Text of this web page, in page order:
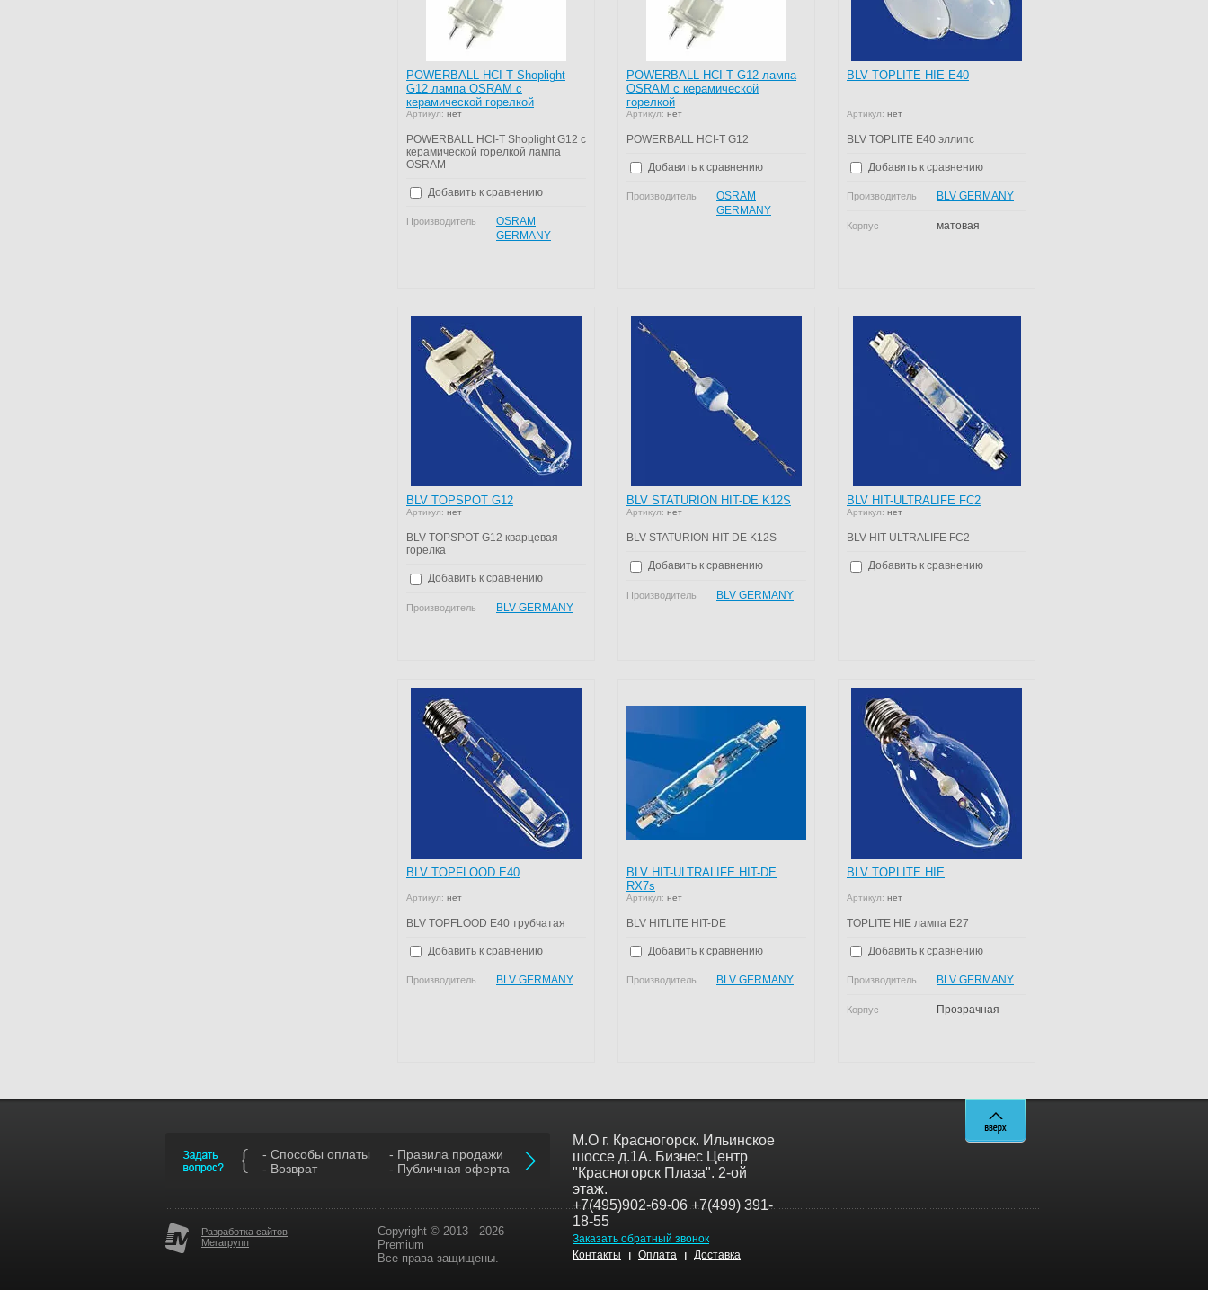
POWERBALL HCI-T Shoplight
G12 лампа OSRAM с
керамической горелкой
Артикул: нет
POWERBALL HCI-T Shoplight G12 с
керамической горелкой лампа
OSRAM
Добавить к сравнению
Производитель
OSRAM
GERMANY
POWERBALL HCI-T G12 лампа
OSRAM с керамической
горелкой
Артикул: нет
POWERBALL HCI-T G12
Добавить к сравнению
Производитель
OSRAM
GERMANY
BLV TOPLITE HIE E40
Артикул: нет
BLV TOPLITE E40 эллипс
Добавить к сравнению
Производитель BLV GERMANY
Корпус матовая
BLV TOPSPOT G12
Артикул: нет
BLV TOPSPOT G12 кварцевая
горелка
Добавить к сравнению
Производитель BLV GERMANY
BLV STATURION HIT-DE K12S
Артикул: нет
BLV STATURION HIT-DE K12S
Добавить к сравнению
Производитель BLV GERMANY
BLV HIT-ULTRALIFE FC2
Артикул: нет
BLV HIT-ULTRALIFE FC2
Добавить к сравнению
BLV TOPFLOOD E40
Артикул: нет
BLV TOPFLOOD E40 трубчатая
Добавить к сравнению
Производитель BLV GERMANY
BLV HIT-ULTRALIFE HIT-DE
RX7s
Артикул: нет
BLV HITLITE HIT-DE
Добавить к сравнению
Производитель BLV GERMANY
BLV TOPLITE HIE
Артикул: нет
TOPLITE HIE лампа E27
Добавить к сравнению
Производитель BLV GERMANY
Корпус Прозрачная
Copyright © 2013 - 2026
Premium
Все права защищены.
М.О г. Красногорск. Ильинское
шоссе д.1А. Бизнес Центр
"Красногорск Плаза". 2-ой
этаж.
+7(495)902-69-06 +7(499) 391-
18-55
Заказать обратный звонок
Контакты
Оплата Доставка
Разработка сайтов
Мегагрупп
- Способы оплаты
- Возврат
- Правила продажи
- Публичная оферта